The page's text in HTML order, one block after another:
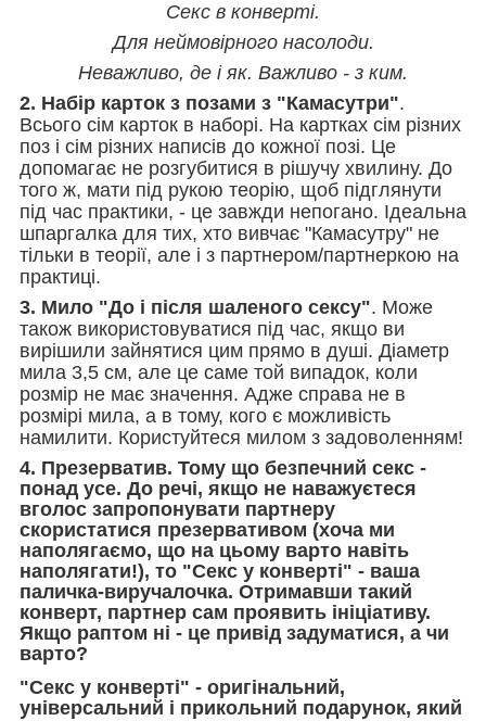
Секс в конверті.
Для неймовірного насолоди.
Неважливо, де і як. Важливо - з ким.
2. Набір карток з позами з "Камасутри".
Всього сім карток в наборі. На картках сім різних
поз і сім різних написів до кожної позі. Це
допомагає не розгубитися в рішучу хвилину. До
того ж, мати під рукою теорію, щоб підглянути
під час практики, - це завжди непогано. Ідеальна
шпаргалка для тих, хто вивчає "Камасутру" не
тільки в теорії, але і з партнером/партнеркою на
практиці.
3. Мило "До і після шаленого сексу". Може
також використовуватися під час, якщо ви
вирішили зайнятися цим прямо в душі. Діаметр
мила 3,5 см, але це саме той випадок, коли
розмір не має значення. Адже справа не в
розмірі мила, а в тому, кого є можливість
намилити. Користуйтеся милом з задоволенням!
4. Презерватив. Тому що безпечний секс -
понад усе. До речі, якщо не наважуєтеся
вголос запропонувати партнеру
скористатися презервативом (хоча ми
наполягаємо, що на цьому варто навіть
наполягати!), то "Секс у конверті" - ваша
паличка-виручалочка. Отримавши такий
конверт, партнер сам проявить ініціативу.
Якщо раптом ні - це привід задуматися, а чи
варто?
"Секс у конверті" - оригінальний,
універсальний і прикольний подарунок, який